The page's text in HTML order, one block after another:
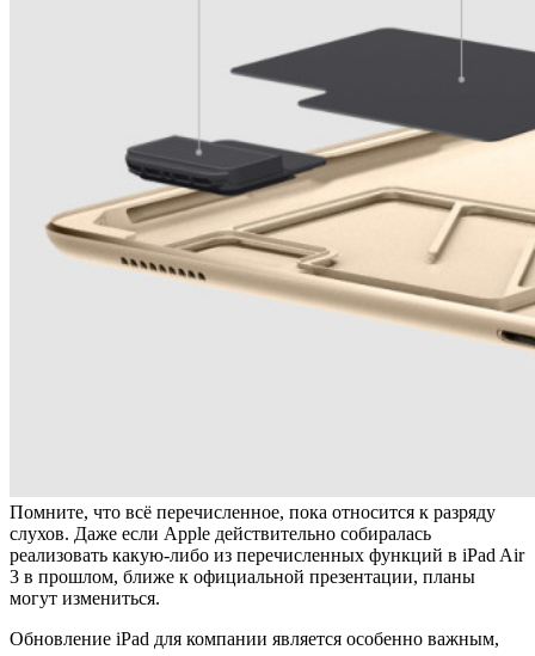
Помните, что всё перечисленное, пока относится к разряду
слухов. Даже если Apple действительно собиралась
реализовать какую-либо из перечисленных функций в iPad Air
3 в прошлом, ближе к официальной презентации, планы
могут измениться.
Обновление iPad для компании является особенно важным,